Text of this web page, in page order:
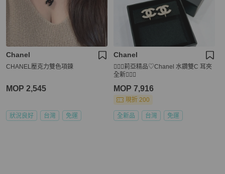
Chanel
CHANEL壓克力雙色項鍊
MOP 2,545
狀況良好 台灣 免運
Chanel
🧚🏻‍♀️莉亞精品♡Chanel 水鑽雙C 耳夾
全新🧚🏻‍♀️
MOP 7,916
現折 200
全新品 台灣 免運